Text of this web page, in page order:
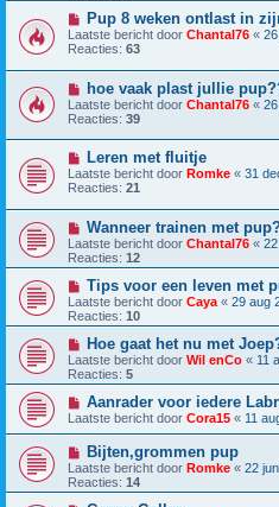
Pup 8 weken ontlast in
Laatste bericht door Chantal76 «
Reacties: 63
hoe vaak plast jullie
Laatste bericht door Chantal76 «
Reacties: 39
Leren met fluitje
Laatste bericht door Romke « 31
Reacties: 21
Wanneer trainen met
Laatste bericht door Chantal76 «
Reacties: 12
Tips voor een leven met
Laatste bericht door Caya « 29 aug
Reacties: 10
Hoe gaat het nu met
Laatste bericht door Wil enCo « 11
Reacties: 5
Aanrader voor iedere
Laatste bericht door Cora15 « 11
Bijten,grommen pup
Laatste bericht door Romke « 22
Reacties: 14